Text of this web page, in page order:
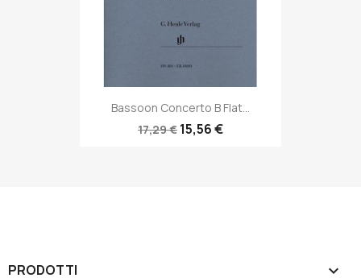
Bassoon Concerto B Flat...
17,29 € 15,56 €
PRODOTTI 